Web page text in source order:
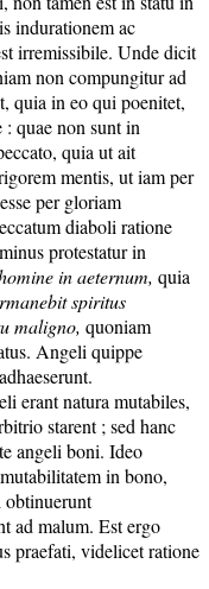
indurationem ac
irremissibile. Unde dicit
non compungitur ad
quia in eo qui poenitet,
quae non sunt in
quia ut ait
mentis, ut iam per
per gloriam
diaboli ratione
protestatur in
in aeternum, quia
spiritus
maligno, quoniam
Angeli quippe
erant natura mutabiles,
starent ; sed hanc
angeli boni. Ideo
in bono,
obtinuerunt
ad malum. Est ergo
praefati, videlicet ratione